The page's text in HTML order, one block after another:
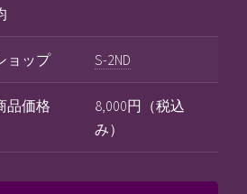
ョップ S-2ND
品価格
8,000円（税込
み）